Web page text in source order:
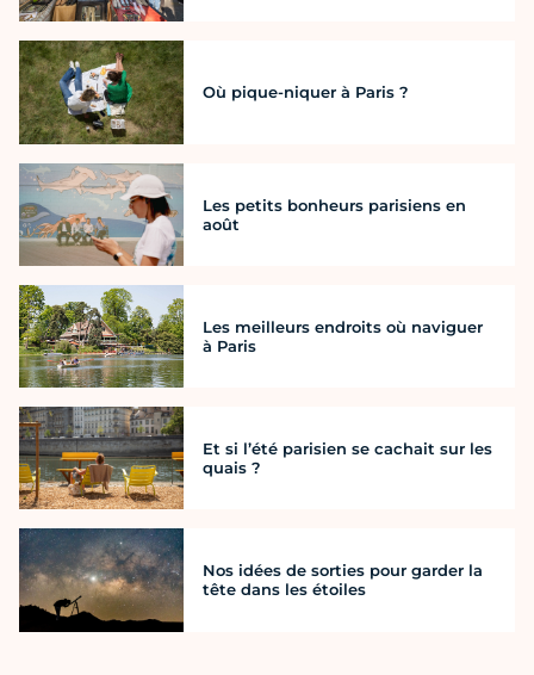
Où pique-niquer à Paris ?
Les petits bonheurs parisiens en
août
Les meilleurs endroits où naviguer
à Paris
Et si l’été parisien se cachait sur les
quais ?
Nos idées de sorties pour garder la
tête dans les étoiles